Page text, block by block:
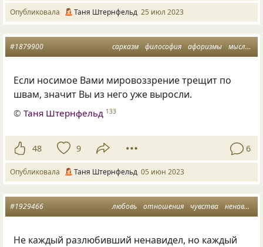
Опубликовала Таня Штернфельд 25 июл 2023
сарказм философия афоризмы мысли
#1879900
Если носимое Вами мировоззрение трещит по
швам, значит Вы из него уже выросли.
©Таня Штернфельд 133
48 9 6
Опубликовала Таня Штернфельд 05 июн 2023
любовь отношения чувства ненависть
#1929466
Не каждый разлюбивший ненавидел, но каждый